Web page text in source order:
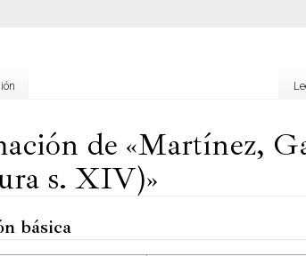
de «Martínez,
s. XIV)»
básica